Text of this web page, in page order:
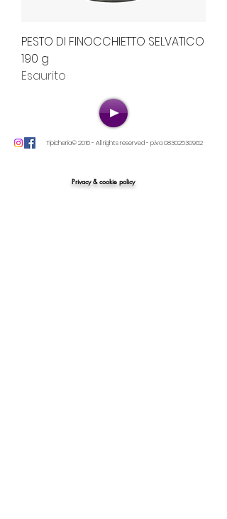
PESTO DI FINOCCHIETTO SELVATICO
190 g
Esaurito
Tipicheria© 2016 - All rights reserved - p.iva08302530962
Privacy & cookie policy